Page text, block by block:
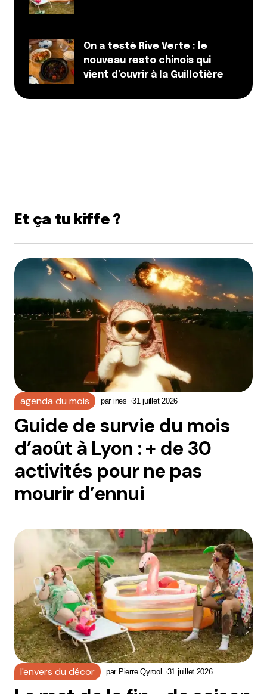
On a testé Rive Verte : le
nouveau resto chinois qui
vient d’ouvrir à la Guillotière
Et ça tu kiffe ?
agenda du mois par ines 31 juillet 2026
Guide de survie du mois
d’août à Lyon : + de 30
activités pour ne pas
mourir d’ennui
l'envers du décor par Pierre Qyrool 31 juillet 2026